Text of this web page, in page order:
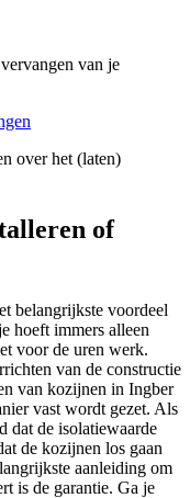
van je
over het (laten)
of
belangrijkste voordeel
hoeft immers alleen
voor de uren werk.
van de constructie
van kozijnen in Ingber
vast wordt gezet. Als
dat de isolatiewaarde
de kozijnen los gaan
aanleiding om
is de garantie. Ga je